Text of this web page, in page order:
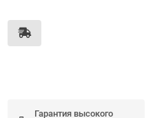
Гарантия высокого